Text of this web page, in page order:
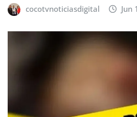
cocotvnoticiasdigital Jun